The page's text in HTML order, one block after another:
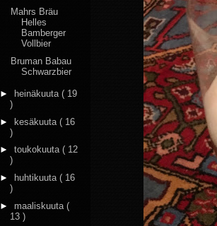
Mahrs Bräu
Helles
Bamberger
Vollbier
Bruman Babau
Schwarzbier
► heinäkuuta ( 19
)
► kesäkuuta ( 16
)
► toukokuuta ( 12
)
►
huhtikuuta ( 16
)
► maaliskuuta (
13 )